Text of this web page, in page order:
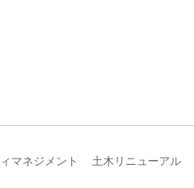
マネジメント 土木リニューアル